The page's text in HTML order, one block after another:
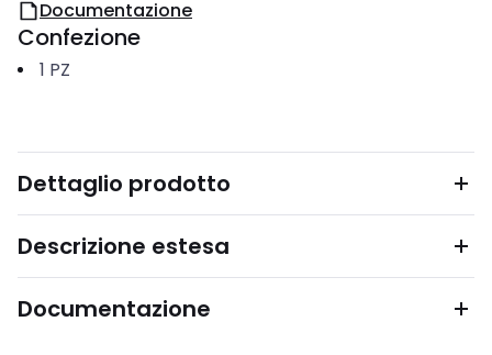
Documentazione
Confezione
1 PZ
Dettaglio prodotto
Descrizione estesa
Documentazione